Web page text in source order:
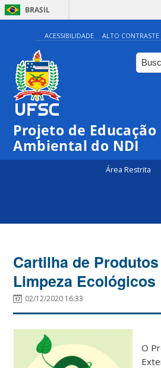
BRASIL
ACESSIBILIDADE ALTO CONTRASTE
Projeto de Educação
Ambiental do NDI
Área Restrita
Cartilha de
Limpeza Ecológicos
02/12/2020 16:33
O